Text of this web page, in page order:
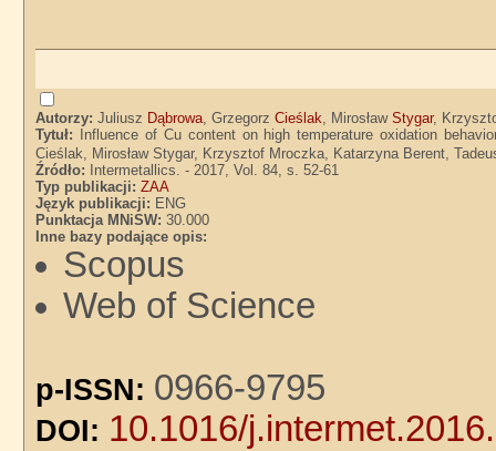
Autorzy:Juliusz Dąbrowa , GrzegorzCieślak , MirosławStygar,
Tytuł: Influence of Cu content on high temperature oxidation
Cieślak, Mirosław Stygar, Krzysztof Mroczka, Katarzyna Berent,
Źródło:
Intermetallics. - 2017, Vol. 84, s. 52-61
Typ publikacji:ZAA
Język publikacji: ENG
Punktacja MNiSW:30.000
Inne bazy podające opis:
Scopus
Web of Science
p-ISSN: 0966-9795
DOI: 10.1016/